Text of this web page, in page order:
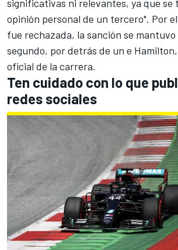
significativas ni relevantes, ya que se
opinión personal de un tercero". Por
fue rechazada, la sanción se
segundo, por detrás de un e
oficial de la carrera.
Ten cuidado con lo que
redes sociales